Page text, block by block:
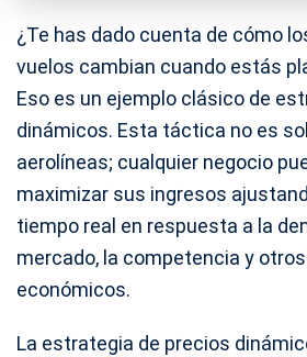
¿Te has dado cuenta de cómo
vuelos cambian cuando estás
Eso es un ejemplo clásico de
dinámicos. Esta táctica no es
aerolíneas; cualquier negocio
maximizar sus ingresos
tiempo real en respuesta a la
mercado, la competencia y
económicos.
La estrategia de precios